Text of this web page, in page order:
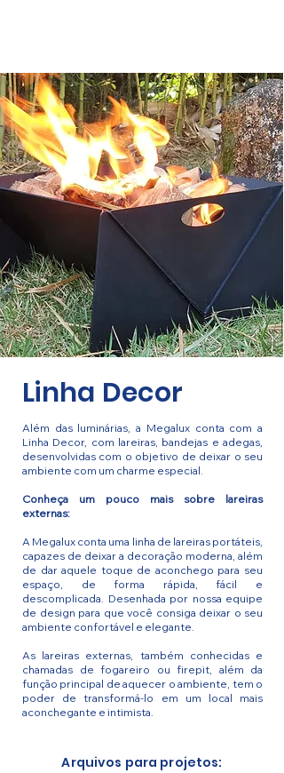
Linha Decor
Além das luminárias, a Megalux conta com a
Linha Decor, com lareiras, bandejas e adegas,
desenvolvidas com o objetivo de deixar o seu
ambiente com um charme especial.
Conheça um pouco mais sobre lareiras
externas:
A Megalux conta uma linha de lareiras portáteis,
capazes de deixar a decoração moderna, além
de dar aquele toque de aconchego para seu
espaço, de forma rápida, fácil e
descomplicada. Desenhada por nossa equipe
de design para que você consiga deixar o seu
ambiente confortável e elegante.
As lareiras externas, também conhecidas e
chamadas de fogareiro ou firepit, além da
função principal de aquecer o ambiente, tem o
poder de transformá-lo em um local mais
aconchegante e intimista.
Arquivos para projetos: